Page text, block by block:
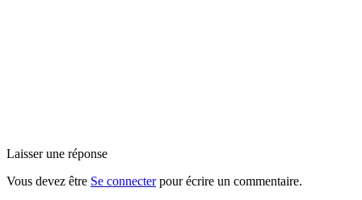
Laisser une réponse
Vous devez être Se connecterpour écrire un commentaire.